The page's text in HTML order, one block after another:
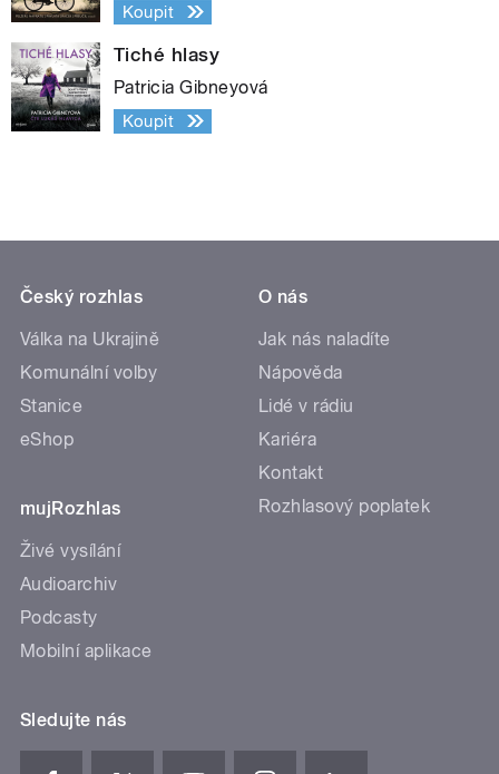
Koupit
Tiché hlasy
Patricia Gibneyová
Koupit
Český rozhlas
Válka na Ukrajině
Komunální volby
Stanice
eShop
mujRozhlas
Živé vysílání
Audioarchiv
Podcasty
Mobilní aplikace
O nás
Jak nás naladíte
Nápověda
Lidé v rádiu
Kariéra
Kontakt
Rozhlasový poplatek
Sledujte nás